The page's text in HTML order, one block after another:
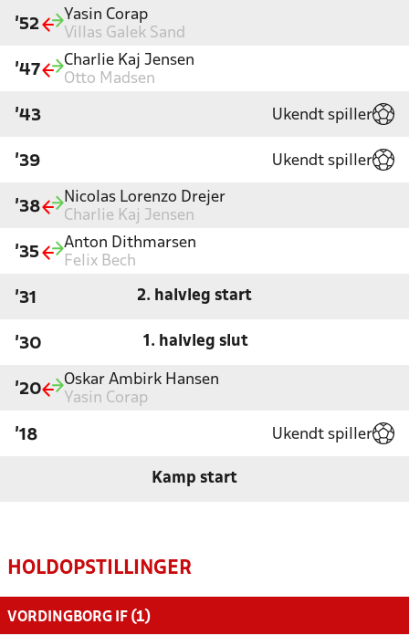
'52
Yasin Corap
Villas Galek Sand
'47
Charlie Kaj Jensen
Otto Madsen
'43 Ukendt spiller
'39 Ukendt spiller
'38
Nicolas Lorenzo Drejer
Charlie Kaj Jensen
'35
Anton Dithmarsen
Felix Bech
'31 2. halvleg start
'30 1. halvleg slut
'20
Oskar Ambirk Hansen
Yasin Corap
'18 Ukendt spiller
Kamp start
HOLDOPSTILLINGER
VORDINGBORG IF (1)